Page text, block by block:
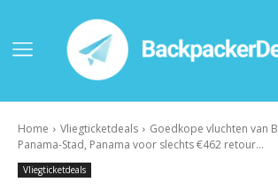
Home Vliegticketdeals
Goedkope vluchten van
Panama-Stad, Panama voor slechts €462 retour...
Vliegticketdeals